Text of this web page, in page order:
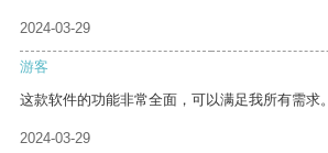
2024-03-29
游客
这款软件的功能非常全面，可以满足我所有需求。
2024-03-29